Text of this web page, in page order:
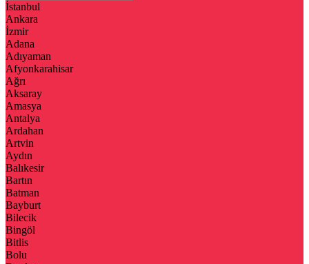
İstanbul
Ankara
İzmir
Adana
Adıyaman
Afyonkarahisar
Ağrı
Aksaray
Amasya
Antalya
Ardahan
Artvin
Aydın
Balıkesir
Bartın
Batman
Bayburt
Bilecik
Bingöl
Bitlis
Bolu